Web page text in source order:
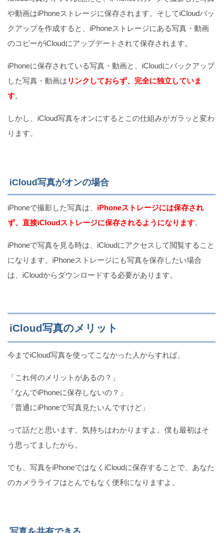
や動画はiPhoneストレージに保存されます。そしてiCloudバッ
クアップを作成すると、iPhoneストレージにある写真・動画
のコピーがiCloudにアップデートされて保存されます。
iPhoneに保存されている写真・動画と、iCloudにバックアップ
した写真・動画は リンクしておらず、完全に独立していま
す。
しかし、iCloud写真をオンにするとこの仕組みがガラッと変わ
ります。
iCloud写真がオンの場合
iPhoneで撮影した写真は、 iPhoneストレージには保存され
ず、直接iCloudストレージに保存されるようになります。
iPhoneで写真を見る時は、iCloudにアクセスして閲覧すること
になります。iPhoneストレージにも写真を保存したい場合
は、iCloudからダウンロードする必要があります。
iCloud写真のメリット
今までiCloud写真を使ってこなかった人からすれば、
「これ何のメリットがあるの？」
「なんでiPhoneに保存しないの？」
「普通にiPhoneで写真見たいんですけど」
って話だと思います。気持ちはわかりますよ。僕も最初はそ
う思ってましたから。
でも、写真をiPhoneではなくiCloudに保存することで、あなた
のカメラライフはとんでもなく便利になりますよ。